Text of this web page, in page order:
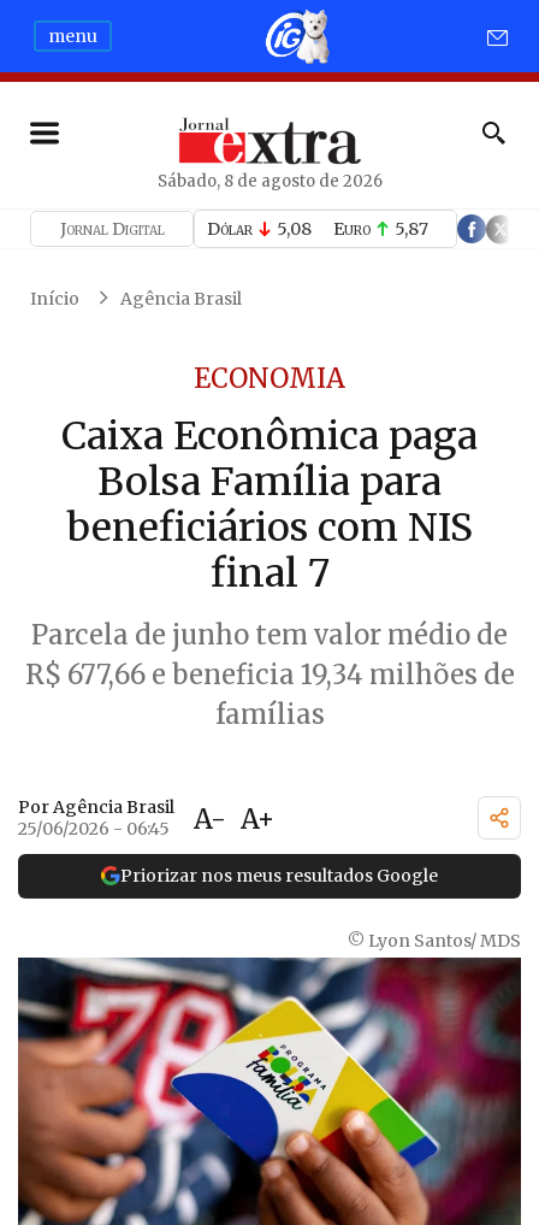
menu
Sábado, 8 de agosto de 2026
Jornal Digital Dólar 5,08 Euro 5,87
Início Agência Brasil
ECONOMIA
Caixa Econômica paga
Bolsa Família para
beneficiários com NIS
final 7
Parcela de junho tem valor médio de
R$ 677,66 e beneficia 19,34 milhões de
famílias
Por Agência Brasil
25/06/2026 - 06:45
A- A+
Priorizar nos meus resultados Google
© Lyon Santos/ MDS